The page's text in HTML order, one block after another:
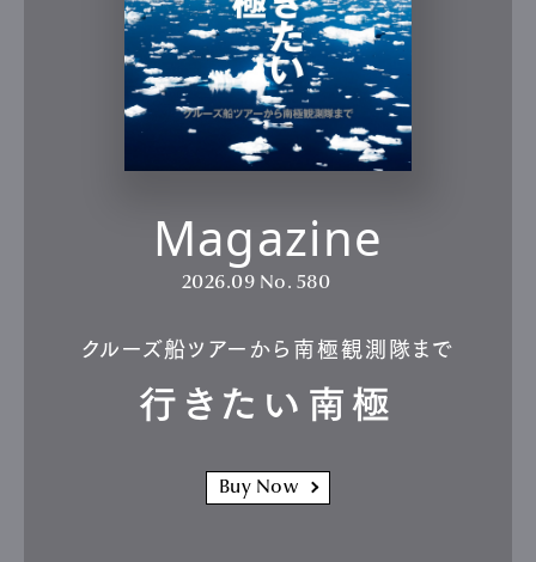
Magazine
2026.09 No. 580
クルーズ船ツアーから南極観測隊まで
行きたい南極
Buy Now